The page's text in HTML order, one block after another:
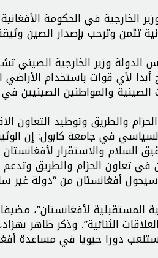
الخارجية في الحكومة
تثمن وترحب بإصدار الصين
وزير الخارجية الصيني
لأي قوات باستخدام الأراضي
والمواطنين الصينيين في
والطريق وتوطيد التعاون
في جامعة كابول: إن
السلام والاستقرار
تعاون الحزام والطريق وتدعم
أفغانستان من “دولة غير
لأفغانستان”،
الثنائية”. وذكر ظاهر
دورا حيويا في مساعدة